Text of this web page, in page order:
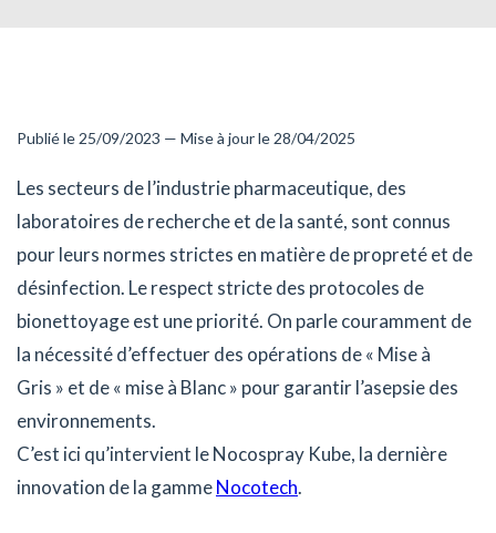
Publié le 25/09/2023 — Mise à jour le 28/04/2025
Les secteurs de l’industrie pharmaceutique, des
laboratoires de recherche et de la santé, sont connus
pour leurs normes strictes en matière de propreté et de
désinfection. Le respect stricte des protocoles de
bionettoyage est une priorité. On parle couramment de
la nécessité d’effectuer des opérations de « Mise à
Gris » et de « mise à Blanc » pour garantir l’asepsie des
environnements.
C’est ici qu’intervient le Nocospray Kube, la dernière
innovation de la gammeNocotech.